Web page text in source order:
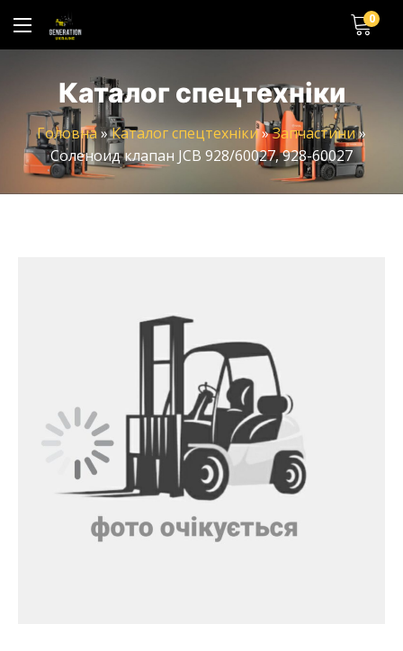
0
Каталог спецтехніки
Головна»Каталог спецтехніки»Запчастини»
Соленоид клапан JCB 928/60027, 928-60027